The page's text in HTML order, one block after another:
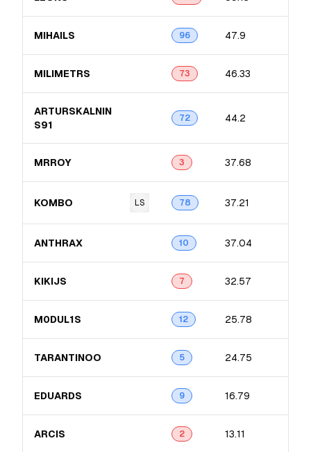
MIHAILS 96 47.9
MILIMETRS 73 46.33
ARTURSKALNIN​
S91
72 44.2
MRROY 3 37.68
KOMBO LS 78 37.21
ANTHRAX 10 37.04
KIKIJS 7 32.57
M0DUL1S 12 25.78
TARANTINOO 5 24.75
EDUARDS 9 16.79
ARCIS 2 13.11